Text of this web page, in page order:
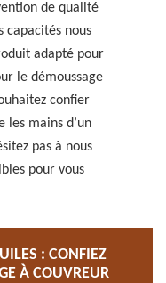
de qualité
capacités nous
adapté pour
le démoussage
confier
les mains d’un
pas à nous
pour vous
: CONFIEZ
À COUVREUR